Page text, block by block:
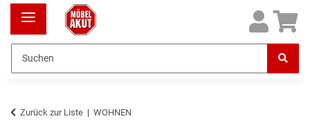
Zurück zur Liste WOHNEN